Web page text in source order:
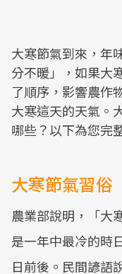
大寒節氣到來，年
分不暖」，如果大
了順序，影響農作
大寒這天的天氣。
哪些？以下為您完
大寒節氣習俗
農業部說明，「大
是一年中最冷的時
日前後。民間諺語